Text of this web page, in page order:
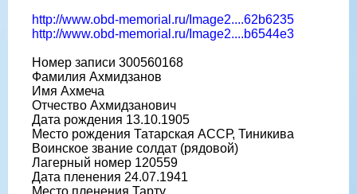
http://www.obd-memorial.ru/Image2....62b6235
http://www.obd-memorial.ru/Image2....b6544e3
Номер записи 300560168
Фамилия Ахмидзанов
Имя Ахмеча
Отчество Ахмидзанович
Дата рождения 13.10.1905
Место рождения Татарская АССР, Тиникива
Воинское звание солдат (рядовой)
Лагерный номер 120559
Дата пленения 24.07.1941
Место пленения Тарту